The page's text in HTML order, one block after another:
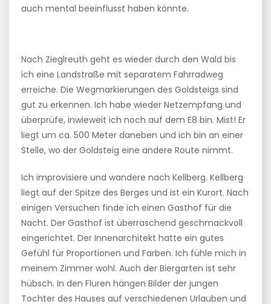
auch mental beeinflusst haben könnte.
Nach Zieglreuth geht es wieder durch den Wald bis
ich eine Landstraße mit separatem Fahrradweg
erreiche. Die Wegmarkierungen des Goldsteigs sind
gut zu erkennen. Ich habe wieder Netzempfang und
überprüfe, inwieweit ich noch auf dem E8 bin. Mist! Er
liegt um ca. 500 Meter daneben und ich bin an einer
Stelle, wo der Goldsteig eine andere Route nimmt.
Ich improvisiere und wandere nach Kellberg. Kellberg
liegt auf der Spitze des Berges und ist ein Kurort. Nach
einigen Versuchen finde ich einen Gasthof für die
Nacht. Der Gasthof ist überraschend geschmackvoll
eingerichtet. Der Innenarchitekt hatte ein gutes
Gefühl für Proportionen und Farben. Ich fühle mich in
meinem Zimmer wohl. Auch der Biergarten ist sehr
hübsch. In den Fluren hängen Bilder der jungen
Tochter des Hauses auf verschiedenen Urlauben und